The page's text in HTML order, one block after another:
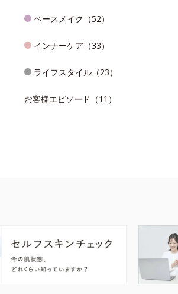
ベースメイク（52）
インナーケア（33）
ライフスタイル（23）
お客様エピソード（11）